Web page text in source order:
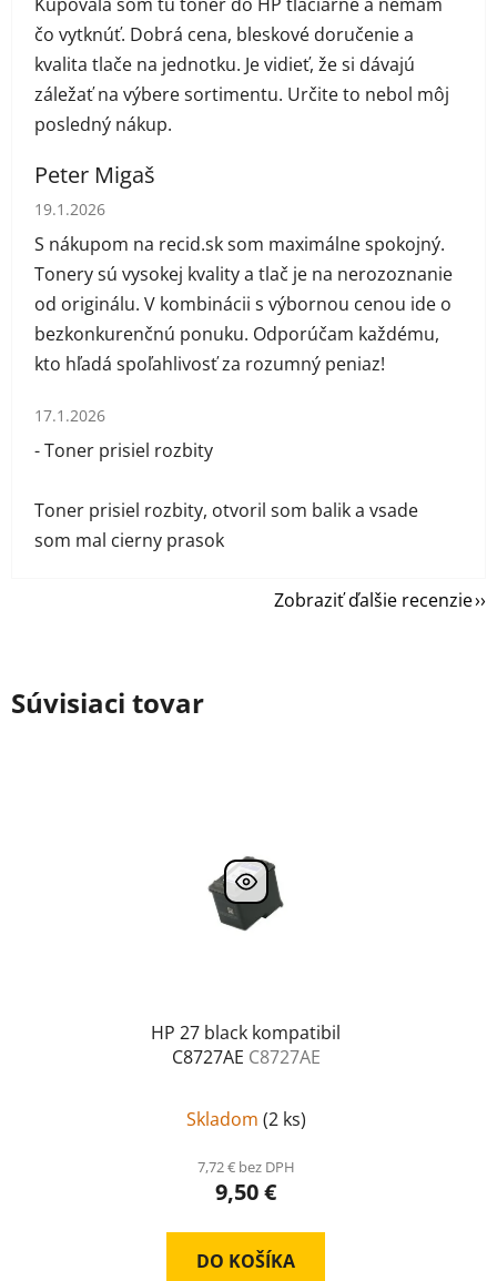
čo vytknúť. Dobrá cena, bleskové doručenie a
kvalita tlače na jednotku. Je vidieť, že si dávajú
záležať na výbere sortimentu. Určite to nebol môj
posledný nákup.
Peter Migaš
Hodnotenie obchodu je 5 z 5 hviezdičiek.
19.1.2026
S nákupom na recid.sk som maximálne spokojný.
Tonery sú vysokej kvality a tlač je na nerozoznanie
od originálu. V kombinácii s výbornou cenou ide o
bezkonkurenčnú ponuku. Odporúčam každému,
kto hľadá spoľahlivosť za rozumný peniaz!
Hodnotenie obchodu je 1 z 5 hviezdičiek.
17.1.2026
- Toner prisiel rozbity
Toner prisiel rozbity, otvoril som balik a vsade
som mal cierny prasok
Zobraziť ďalšie recenzie
Súvisiaci tovar
HP 27 black kompatibil
C8727AE C8727AE
Skladom (2 ks)
7,72 € bez DPH
9,50 €
DO KOŠÍKA